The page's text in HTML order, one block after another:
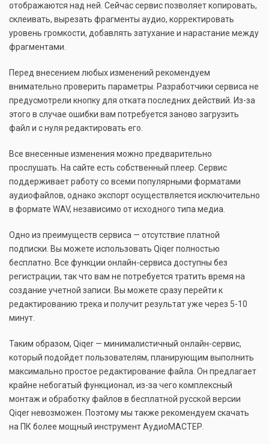
отображаются над ней. Сейчас сервис позволяет копировать,
склеивать, вырезать фрагменты аудио, корректировать
уровень громкости, добавлять затухание и нарастание между
фрагментами.
Перед внесением любых изменений рекомендуем
внимательно проверить параметры. Разработчики сервиса не
предусмотрели кнопку для отката последних действий. Из-за
этого в случае ошибки вам потребуется заново загрузить
файл и с нуля редактировать его.
Все внесенные изменения можно предварительно
прослушать. На сайте есть собственный плеер. Сервис
поддерживает работу со всеми популярными форматами
аудиофайлов, однако экспорт осуществляется исключительно
в формате WAV, независимо от исходного типа медиа.
Одно из преимуществ сервиса — отсутствие платной
подписки. Вы можете использовать Qiqer полностью
бесплатно. Все функции онлайн-сервиса доступны без
регистрации, так что вам не потребуется тратить время на
создание учетной записи. Вы можете сразу перейти к
редактированию трека и получит результат уже через 5-10
минут.
Таким образом, Qiqer — минималистичный онлайн-сервис,
который подойдет пользователям, планирующим выполнить
максимально простое редактирование файла. Он предлагает
крайне небогатый функционал, из-за чего комплексный
монтаж и обработку файлов в бесплатной русской версии
Qiqer невозможен. Поэтому мы также рекомендуем скачать
на ПК более мощный инструмент АудиоМАСТЕР.